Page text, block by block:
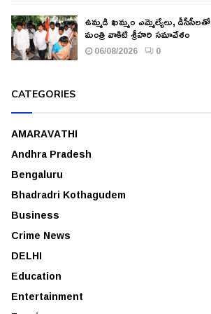
ఉమ్మడి ఖమ్మం ఎమ్మెల్యేలు, డీసీసీలతో
మంత్రి వాకిటి శ్రీహరి సమావేశం
06/08/2026 0
CATEGORIES
AMARAVATHI
Andhra Pradesh
Bengaluru
Bhadradri Kothagudem
Business
Crime News
DELHI
Education
Entertainment